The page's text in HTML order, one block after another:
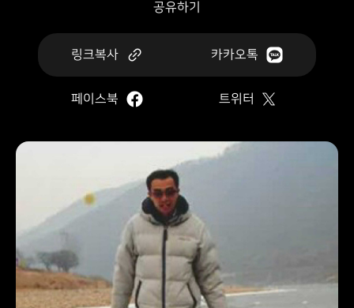
공유하기
링크복사 카카오톡
페이스북 트위터